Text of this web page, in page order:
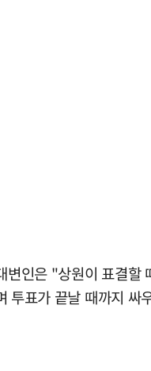
변인은 "상원이 표결할
투표가 끝날 때까지 싸